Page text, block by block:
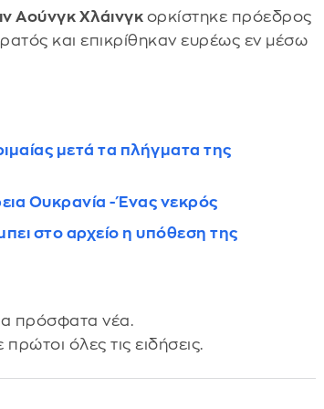
Αούνγκ Χλάινγκ ορκίστηκε πρόεδρος
και επικρίθηκαν ευρέως εν μέσω
μετά τα πλήγματα της
Ουκρανία - Ένας νεκρός
στο αρχείο η υπόθεση της
πρόσφατα νέα.
πρώτοι όλες τις ειδήσεις.